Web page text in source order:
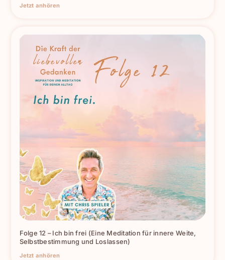
Jetzt anhören
Folge 12 – Ich bin frei (Eine Meditation für innere Weite,
Selbstbestimmung und Loslassen)
Jetzt anhören